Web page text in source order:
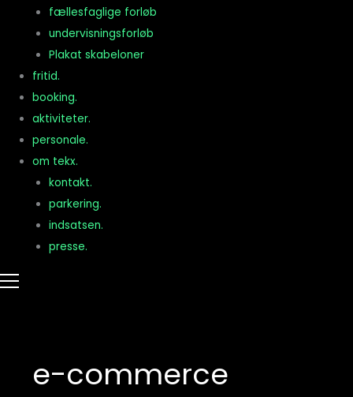
fællesfaglige forløb
undervisningsforløb
Plakat skabeloner
fritid.
booking.
aktiviteter.
personale.
om tekx.
kontakt.
parkering.
indsatsen.
presse.
e-commerce